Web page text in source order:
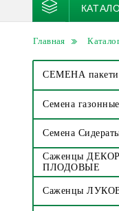
Главная
СЕМЕНА
Семена
Семена
Саженцы
ПЛОДОВЫЕ
Саженцы